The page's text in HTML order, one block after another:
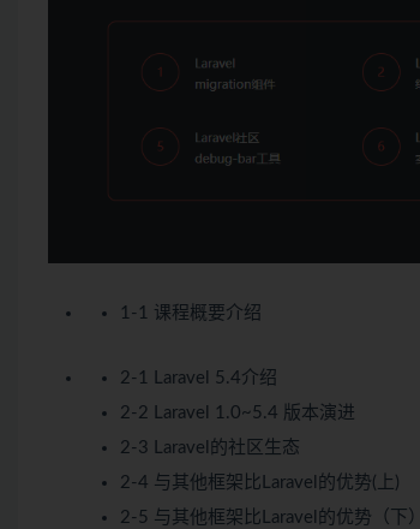
1-1 课程概要介绍
2-1 Laravel 5.4介绍
2-2 Laravel 1.0~5.4 版本演进
2-3 Laravel的社区生态
2-4 与其他框架比Laravel的优势(上)
2-5 与其他框架比Laravel的优势（下）